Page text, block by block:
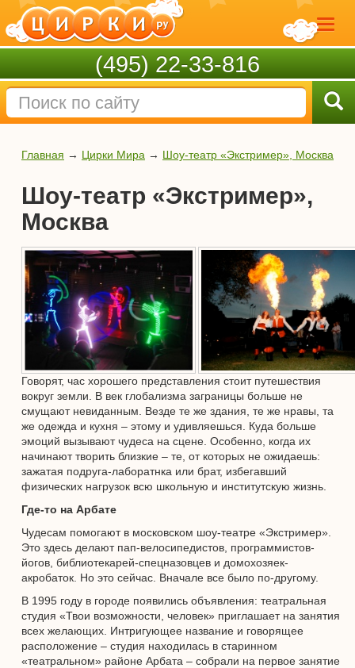
(495) 22-33-816
Главная → Цирки Мира → Шоу-театр «Экстример», Москва
Шоу-театр «Экстример»,
Москва
Говорят, час хорошего представления стоит путешествия
вокруг земли. В век глобализма заграницы больше не
смущают невиданным. Везде те же здания, те же нравы, та
же одежда и кухня – этому и удивляешься. Куда больше
эмоций вызывают чудеса на сцене. Особенно, когда их
начинают творить близкие – те, от которых не ожидаешь:
зажатая подруга-лаборатнка или брат, избегавший
физических нагрузок всю школьную и институтскую жизнь.
Где-то на Арбате
Чудесам помогают в московском шоу-театре «Экстример».
Это здесь делают пап-велосипедистов, программистов-
йогов, библиотекарей-спецназовцев и домохозяек-
акробаток. Но это сейчас. Вначале все было по-другому.
В 1995 году в городе появились объявления: театральная
студия «Твои возможности, человек» приглашает на занятия
всех желающих. Интригующее название и говорящее
расположение – студия находилась в старинном
«театральном» районе Арбата – собрали на первое занятие